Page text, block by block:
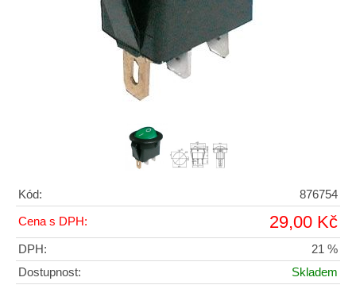
Kód: 876754
Cena s DPH: 29,00 Kč
DPH:
21 %
Dostupnost:
Skladem